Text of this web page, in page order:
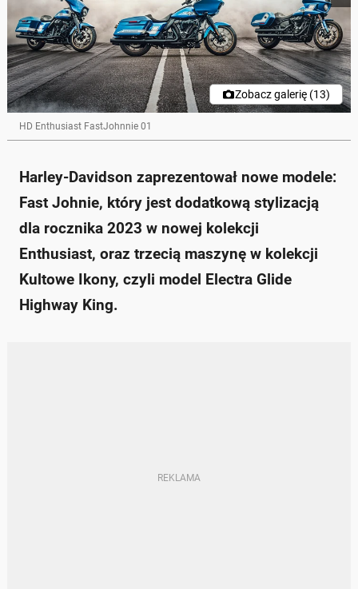
Zobacz galerię (13)
HD Enthusiast FastJohnnie 01
Harley-Davidson zaprezentował nowe modele:
Fast Johnie, który jest dodatkową stylizacją
dla rocznika 2023 w nowej kolekcji
Enthusiast, oraz trzecią maszynę w kolekcji
Kultowe Ikony, czyli model Electra Glide
Highway King.